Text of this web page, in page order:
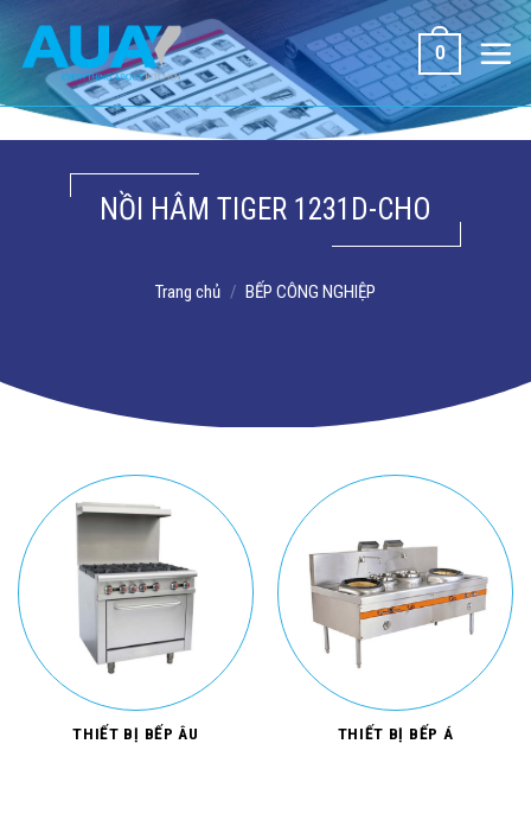
dung
0
NỒI HÂM TIGER 1231D-CHO
Trang chủ / BẾP CÔNG NGHIỆP
THIẾT BỊ BẾP ÂU THIẾT BỊ BẾP Á